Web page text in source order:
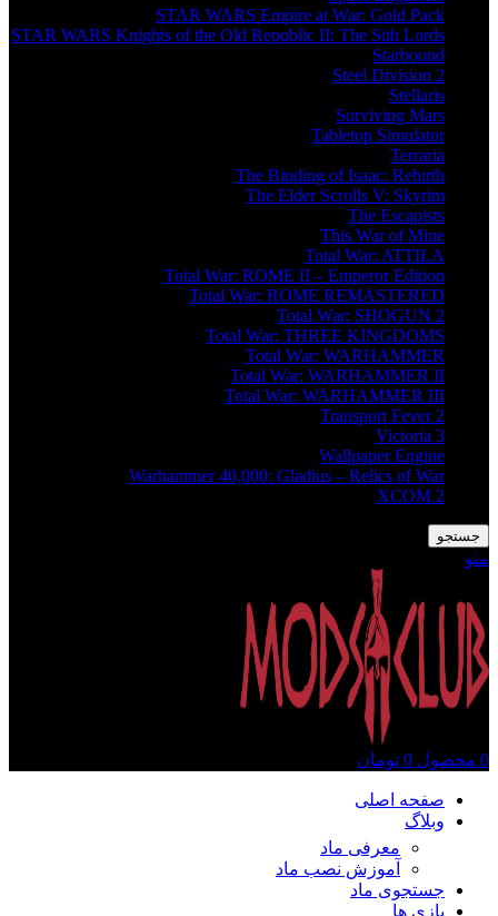
STAR WARS Empire at War: Gold Pack
STAR WARS Knights of the Old Republic II: The Sith Lords
Starbound
Steel Division 2
Stellaris
Surviving Mars
Tabletop Simulator
Terraria
The Binding of Isaac: Rebirth
The Elder Scrolls V: Skyrim
The Escapists
This War of Mine
Total War: ATTILA
Total War: ROME II – Emperor Edition
Total War: ROME REMASTERED
Total War: SHOGUN 2
Total War: THREE KINGDOMS
Total War: WARHAMMER
Total War: WARHAMMER II
Total War: WARHAMMER III
Transport Fever 2
Victoria 3
Wallpaper Engine
Warhammer 40,000: Gladius – Relics of War
XCOM 2
جستجو
منو
0 محصول 0 تومان
صفحه اصلی
وبلاگ
معرفی ماد
آموزش نصب ماد
جستجوی ماد
بازی ها